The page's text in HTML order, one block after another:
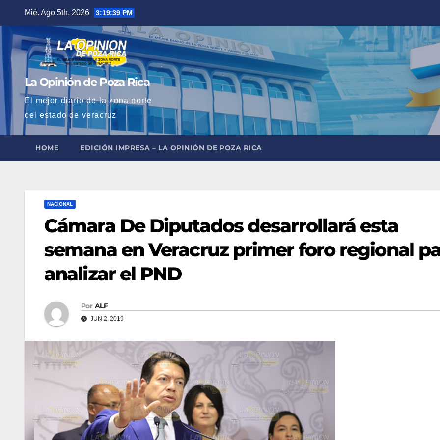
contenido
Mié. Ago 5th, 2026 3:19:40 PM
La Opinión de Poza Rica
El mejor diario de la zona norte
del estado de veracruz
HOME EDICIÓN IMPRESA – LA OPINIÓN DE POZA RICA
NACIONAL
Cámara De Diputados desarrollará esta
semana en Veracruz primer foro regional
analizar el PND
Por ALF
JUN 2, 2019